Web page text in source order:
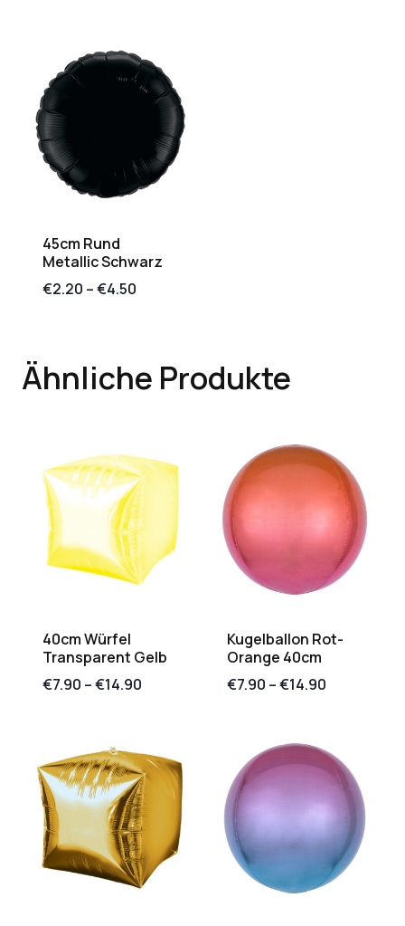
45cm Rund
Metallic Schwarz
€2.20 –€4.50
Ähnliche Produkte
40cm Würfel
Transparent Gelb
€7.90 –€14.90
Kugelballon Rot-
Orange 40cm
€7.90 –€14.90